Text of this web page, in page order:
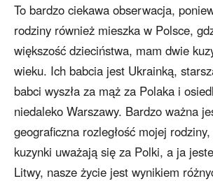
To bardzo ciekawa obserwacja,
rodziny również mieszka w Polsce,
większość dzieciństwa, mam dwie
wieku. Ich babcia jest Ukrainką,
babci wyszła za mąż za Polaka i
niedaleko Warszawy. Bardzo ważna
geograficzna rozległość mojej
kuzynki uważają się za Polki, a ja
Litwy, nasze życie jest wynikiem